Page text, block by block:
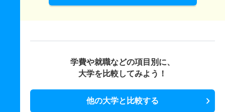
学費や就職などの項目別に、
大学を比較してみよう！
他の大学と比較する